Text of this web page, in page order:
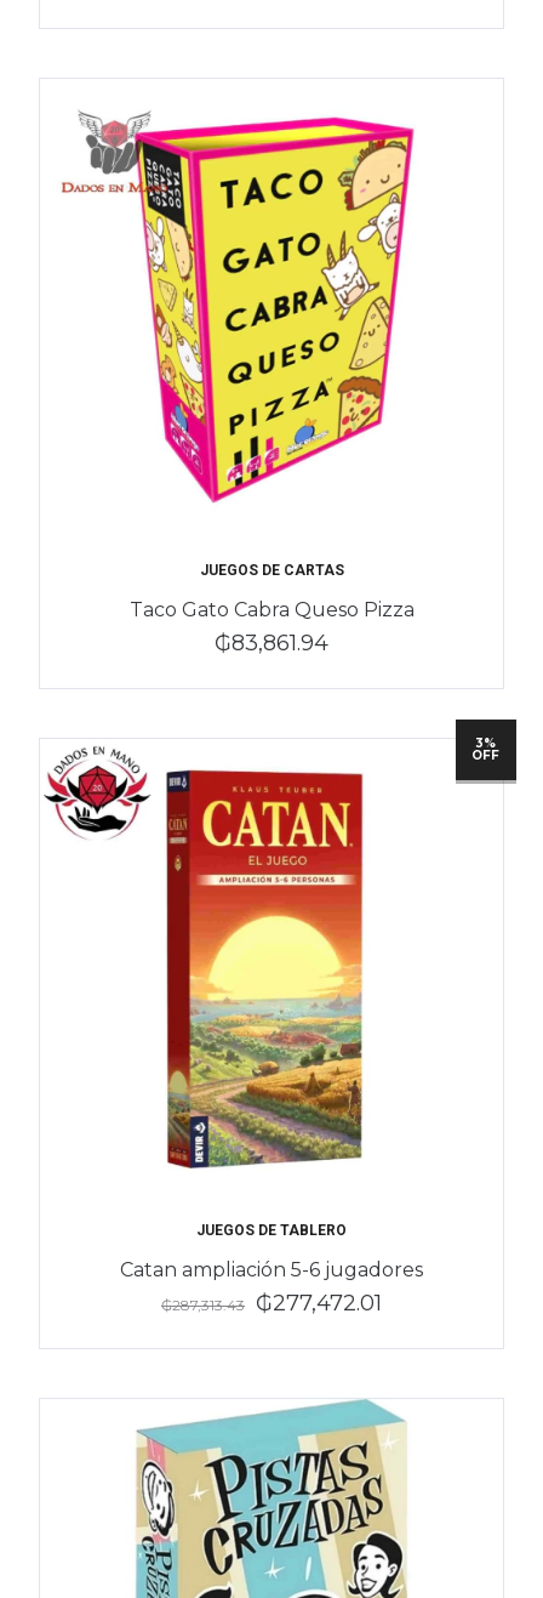
JUEGOS DE CARTAS
Taco Gato Cabra Queso Pizza
₲83,861.94
3%
OFF
JUEGOS DE TABLERO
Catan ampliación 5-6 jugadores
₲287,313.43 ₲277,472.01